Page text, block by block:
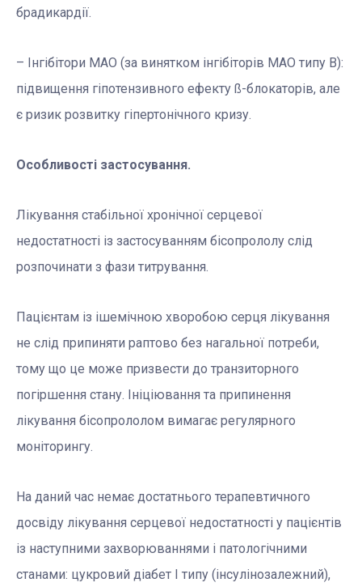
брадикардії.
– Інгібітори МАО (за винятком інгібіторів МАО типу В):
підвищення гіпотензивного ефекту ß-блокаторів, але
є ризик розвитку гіпертонічного кризу.
Особливості застосування.
Лікування стабільної хронічної серцевої
недостатності із застосуванням бісопрололу слід
розпочинати з фази титрування.
Пацієнтам із ішемічною хворобою серця лікування
не слід припиняти раптово без нагальної потреби,
тому що це може призвести до транзиторного
погіршення стану. Ініціювання та припинення
лікування бісопрололом вимагає регулярного
моніторингу.
На даний час немає достатнього терапевтичного
досвіду лікування серцевої недостатності у пацієнтів
із наступними захворюваннями і патологічними
станами: цукровий діабет І типу (інсулінозалежний),